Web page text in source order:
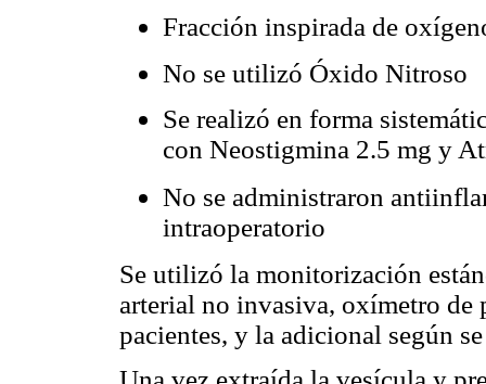
Fracción inspirada de
No se utilizó Óxido Nitroso
Se realizó en forma
con Neostigmina 2.5 mg y
No se administraron
intraoperatorio
Se utilizó la monitorización
arterial no invasiva, oxímetro de
pacientes, y la adicional según